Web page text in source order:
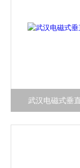
武汉电磁式垂